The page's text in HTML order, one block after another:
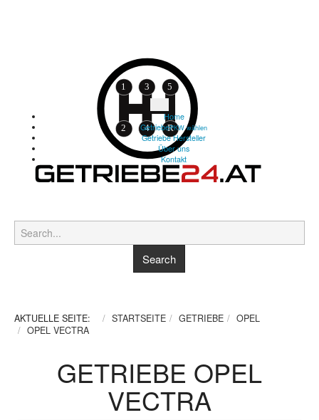
Home
GetriebePKW wählen
Getriebe Hersteller
Über uns
Kontakt
AKTUELLE SEITE: STARTSEITE GETRIEBE
OPEL
OPEL VECTRA
GETRIEBE OPEL
VECTRA